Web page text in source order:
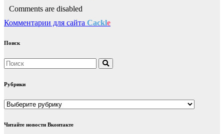
Comments are disabled
Комментарии для сайта Cackle
Поиск
Рубрики
Рубрики
Читайте новости Вконтакте